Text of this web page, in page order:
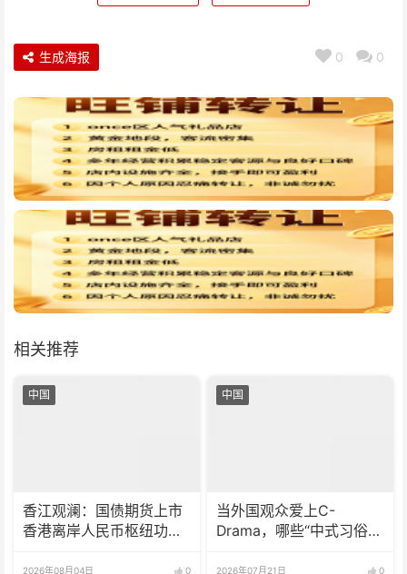
0 0
生成海报
相关推荐
中国
香江观澜：国债期货上市
香港离岸人民币枢纽功能
2026年08月04日 0
中国
当外国观众爱上C-
Drama，哪些“中式习俗”
2026年07月21日 0